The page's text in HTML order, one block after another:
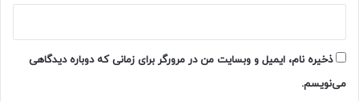
ذخیره نام، ایمیل و وبسایت من در مرورگر برای زمانی که دوباره دیدگاهی
می‌نویسم.